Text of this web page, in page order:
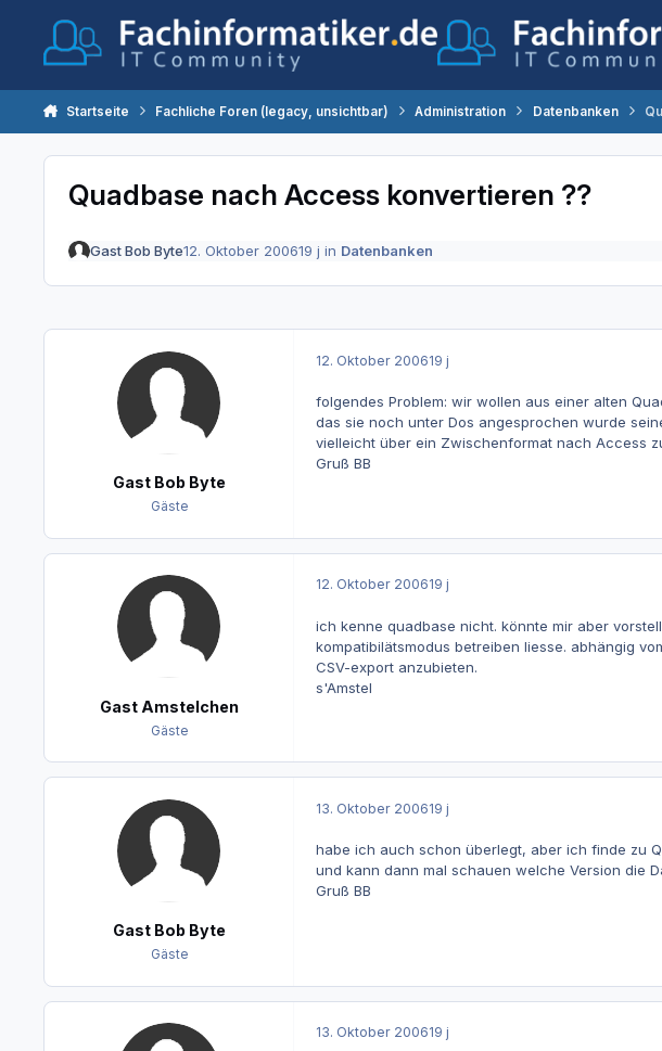
Startseite Fachliche Foren (legacy, unsichtbar) Administration Datenbanken
Quadbase nach Access konvertieren ??
Gast Bob Byte12. Oktober 200619 j in Datenbanken
Gast Bob Byte
Gäste
12. Oktober 200619 j
folgendes Problem: wir wollen aus einer alten
das sie noch unter Dos angesprochen wurde
vielleicht über ein Zwischenformat nach Access
Gruß BB
Gast Amstelchen
Gäste
12. Oktober 200619 j
ich kenne quadbase nicht. könnte mir aber
kompatibilätsmodus betreiben liesse. abhängig
CSV-export anzubieten.
s'Amstel
Gast Bob Byte
Gäste
13. Oktober 200619 j
habe ich auch schon überlegt, aber ich finde zu
und kann dann mal schauen welche Version die
Gruß BB
13. Oktober 200619 j